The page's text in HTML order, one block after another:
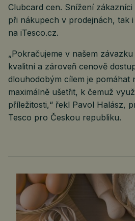
Clubcard cen. Snížení
při nákupech v prodejnách, tak
na iTesco.cz.
„Pokračujeme v našem
kvalitní a zároveň cenově
dlouhodobým cílem je pomáhat
maximálně ušetřit, k čemuž
příležitosti,“ řekl Pavol Halász,
Tesco pro Českou republiku.